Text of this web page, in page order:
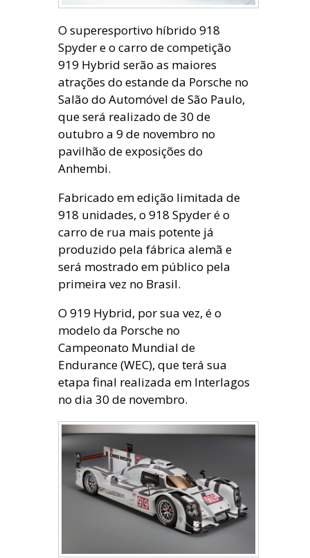
O superesportivo híbrido 918
Spyder e o carro de competição
919 Hybrid serão as maiores
atrações do estande da Porsche no
Salão do Automóvel de São Paulo,
que será realizado de 30 de
outubro a 9 de novembro no
pavilhão de exposições do
Anhembi.
Fabricado em edição limitada de
918 unidades, o 918 Spyder é o
carro de rua mais potente já
produzido pela fábrica alemã e
será mostrado em público pela
primeira vez no Brasil.
O 919 Hybrid, por sua vez, é o
modelo da Porsche no
Campeonato Mundial de
Endurance (WEC), que terá sua
etapa final realizada em Interlagos
no dia 30 de novembro.